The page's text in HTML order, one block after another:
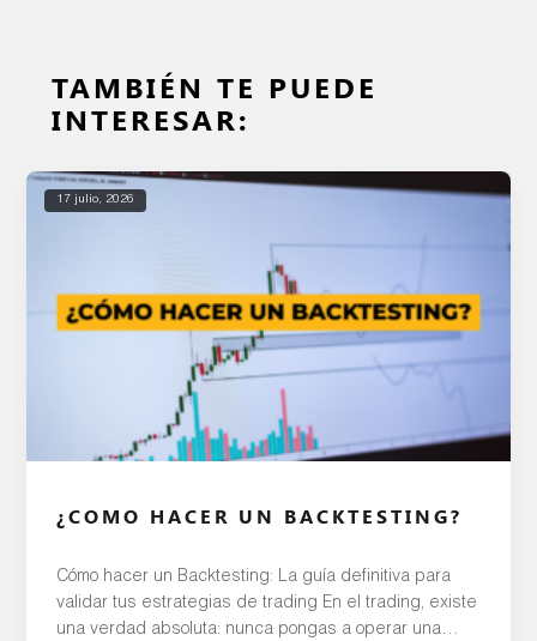
TAMBIÉN TE PUEDE
INTERESAR:
17 julio, 2026
¿COMO HACER UN BACKTESTING?
Cómo hacer un Backtesting: La guía definitiva para
validar tus estrategias de trading En el trading, existe
una verdad absoluta: nunca pongas a operar una